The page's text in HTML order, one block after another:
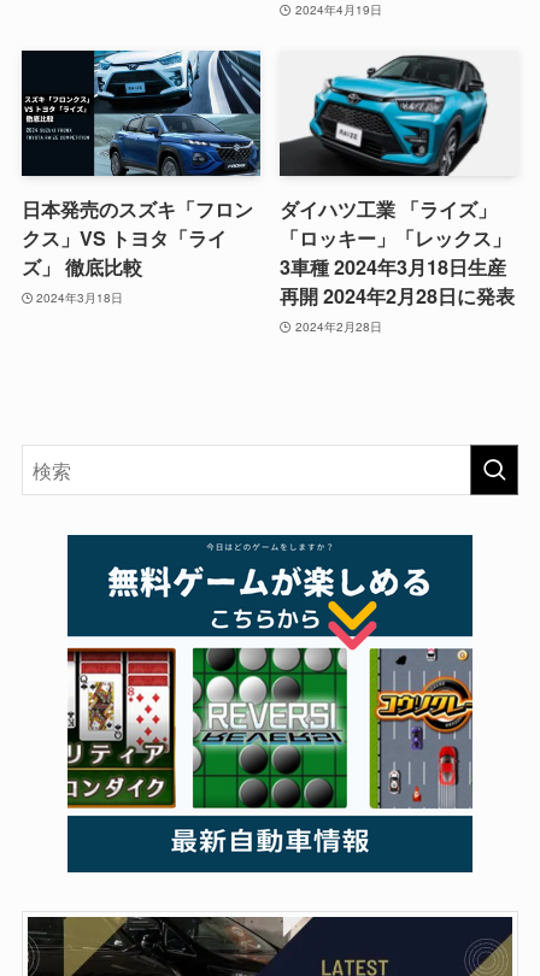
2024年4月19日
日本発売のスズキ「フロン
クス」VS トヨタ「ライ
ズ」 徹底比較
2024年3月18日
ダイハツ工業 「ライズ」
「ロッキー」「レックス」
3車種 2024年3月18日生産
再開 2024年2月28日に発表
2024年2月28日